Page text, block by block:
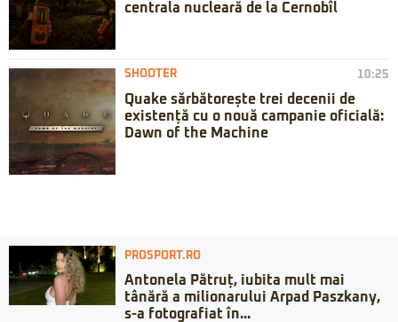
centrala nucleară de la Cernobîl
SHOOTER 10:25
Quake sărbătorește trei decenii de
existență cu o nouă campanie oficială:
Dawn of the Machine
PROSPORT.RO
Antonela Pătruț, iubita mult mai
tânără a milionarului Arpad Paszkany,
s-a fotografiat în...